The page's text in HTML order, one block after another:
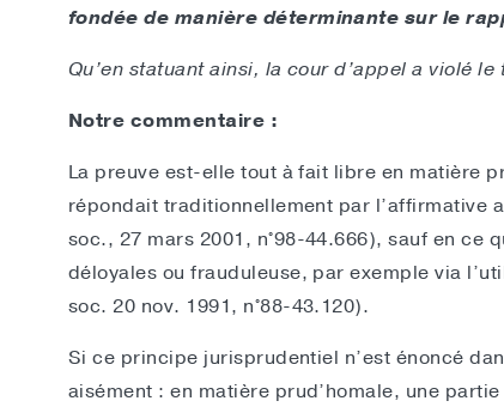
fondée de manière déterminante sur le
Qu’en statuant ainsi, la cour d’appel a violé le
Notre commentaire :
La preuve est-elle tout à fait libre en matière
répondait traditionnellement par l’affirmative
soc., 27 mars 2001, n°98-44.666), sauf en ce
déloyales ou frauduleuse, par exemple via
soc. 20 nov. 1991, n°88-43.120).
Si ce principe jurisprudentiel n’est énoncé
aisément : en matière prud’homale, une